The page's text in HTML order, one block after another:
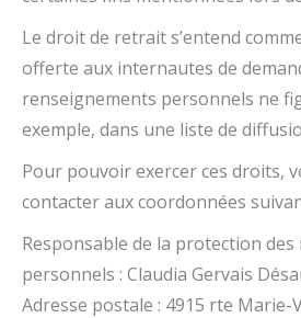
Le droit de retrait s’entend
offerte aux internautes de
renseignements personnels ne
exemple, dans une liste de
Pour pouvoir exercer ces droits,
contacter aux coordonnées
Responsable de la protection
personnels : Claudia Gervais
Adresse postale : 4915 rte